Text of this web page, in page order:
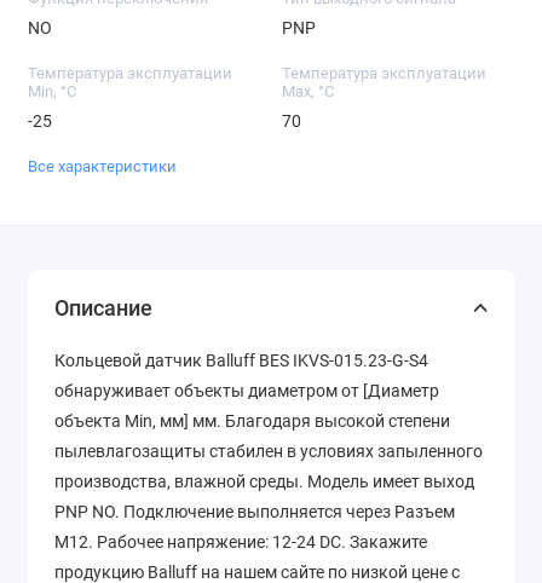
NO PNP
Температура эксплуатации
Min, °C
-25
Температура эксплуатации
Max, °C
70
Все характеристики
Описание
Кольцевой датчик Balluff BES IKVS-015.23-G-S4
обнаруживает объекты диаметром от [Диаметр
объекта Min, мм] мм. Благодаря высокой степени
пылевлагозащиты стабилен в условиях запыленного
производства, влажной среды. Модель имеет выход
PNP NO. Подключение выполняется через Разъем
M12. Рабочее напряжение: 12-24 DC. Закажите
продукцию Balluff на нашем сайте по низкой цене с